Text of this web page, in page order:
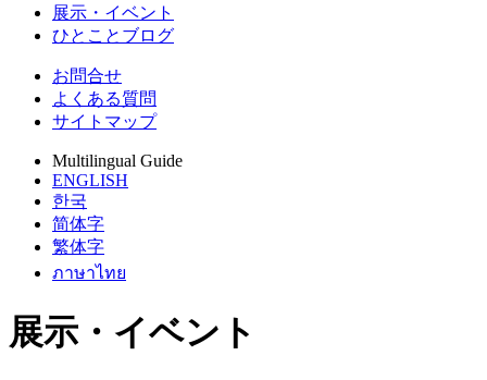
展示・イベント
ひとことブログ
お問合せ
よくある質問
サイトマップ
Multilingual Guide
ENGLISH
한국
简体字
繁体字
ภาษาไทย
展示・イベント